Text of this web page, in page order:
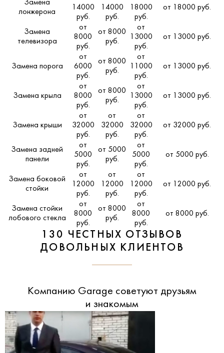
Замена
лонжерона
14000
руб.
14000
руб.
18000
руб.
от 18000 руб.
Замена
телевизора
от
8000
руб.
от 8000
руб.
от
13000
руб.
от 13000 руб.
Замена порога
от
6000
руб.
от 8000
руб.
от
11000
руб.
от 13000 руб.
Замена крыла
от
8000
руб.
от 8000
руб.
от
13000
руб.
от 13000 руб.
Замена крыши
от
32000
руб.
от
32000
руб.
от
32000
руб.
от 32000 руб.
Замена задней
панели
от
5000
руб.
от 5000
руб.
от
5000
руб.
от 5000 руб.
Замена боковой
стойки
от
12000
руб.
от
12000
руб.
от
12000
руб.
от 12000 руб.
Замена стойки
лобового стекла
от
8000
руб.
от 8000
руб.
от
8000
руб.
от 8000 руб.
130 ЧЕСТНЫХ ОТЗЫВОВ
ДОВОЛЬНЫХ КЛИЕНТОВ
Компанию Garage советуют друзьям
и знакомым